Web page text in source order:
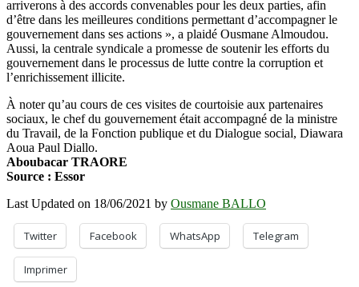
arriverons à des accords convenables pour les deux parties, afin
d’être dans les meilleures conditions permettant d’accompagner le
gouvernement dans ses actions », a plaidé Ousmane Almoudou.
Aussi, la centrale syndicale a promesse de soutenir les efforts du
gouvernement dans le processus de lutte contre la corruption et
l’enrichissement illicite.
À noter qu’au cours de ces visites de courtoisie aux partenaires
sociaux, le chef du gouvernement était accompagné de la ministre
du Travail, de la Fonction publique et du Dialogue social, Diawara
Aoua Paul Diallo.
Aboubacar TRAORE
Source : Essor
Last Updated on 18/06/2021 by Ousmane BALLO
Twitter Facebook WhatsApp Telegram
Imprimer